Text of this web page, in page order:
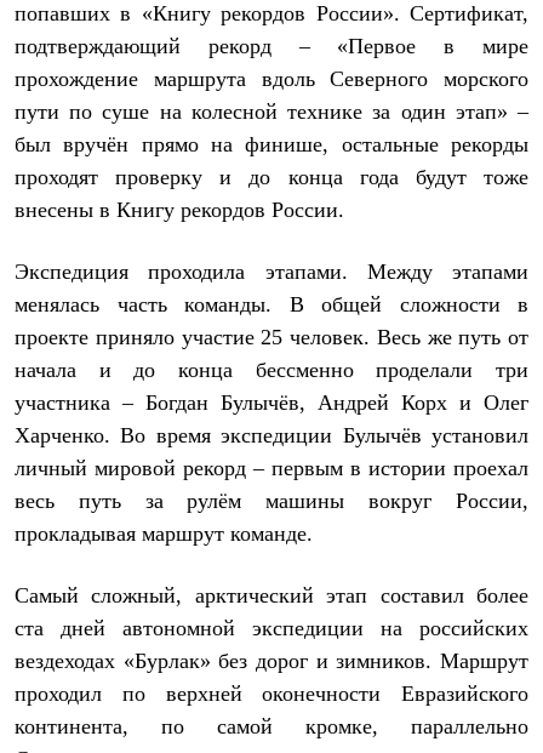
Мужская обувь
Ботинки
Кроссовки
Сапоги
Гамаши и бахилы
Гамаши
Тапочки и чуни
Тапочки
Аксессуары
Головные уборы
Балаклавы и маски
Кепки и бейсболки
Повязки
Шарфы
Панамы
Перчатки и рукавицы
Рукавицы
Носки
Ремни
Шевроны
Термоковрики
Уход за одеждой
попавших в «Книгу рекордов России». Сертификат,
подтверждающий рекорд – «Первое в мире
прохождение маршрута вдоль Северного морского
пути по суше на колесной технике за один этап» –
был вручён прямо на финише, остальные рекорды
проходят проверку и до конца года будут тоже
внесены в Книгу рекордов России.
Экспедиция проходила этапами. Между этапами
менялась часть команды. В общей сложности в
проекте приняло участие 25 человек. Весь же путь от
начала и до конца бессменно проделали три
участника – Богдан Булычёв, Андрей Корх и Олег
Харченко. Во время экспедиции Булычёв установил
личный мировой рекорд – первым в истории проехал
весь путь за рулём машины вокруг России,
прокладывая маршрут команде.
Самый сложный, арктический этап составил более
ста дней автономной экспедиции на российских
вездеходах «Бурлак» без дорог и зимников. Маршрут
проходил по верхней оконечности Евразийского
континента, по самой кромке, параллельно